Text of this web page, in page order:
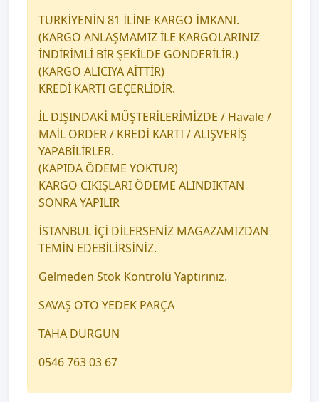
TÜRKİYENİN 81 İLİNE KARGO İMKANI.
(KARGO ANLAŞMAMIZ İLE KARGOLARINIZ
İNDİRİMLİ BİR ŞEKİLDE GÖNDERİLİR.)
(KARGO ALICIYA AİTTİR)
KREDİ KARTI GEÇERLİDİR.
İL DIŞINDAKİ MÜŞTERİLERİMİZDE / Havale /
MAİL ORDER / KREDİ KARTI / ALIŞVERİŞ
YAPABİLİRLER.
(KAPIDA ÖDEME YOKTUR)
KARGO CIKIŞLARI ÖDEME ALINDIKTAN
SONRA YAPILIR
İSTANBUL İÇİ DİLERSENİZ MAGAZAMIZDAN
TEMİN EDEBİLİRSİNİZ.
Gelmeden Stok Kontrolü Yaptırınız.
SAVAŞ OTO YEDEK PARÇA
TAHA DURGUN
0546 763 03 67